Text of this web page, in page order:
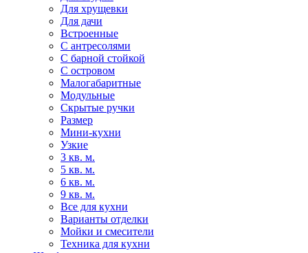
Для хрущевки
Для дачи
Встроенные
С антресолями
С барной стойкой
С островом
Малогабаритные
Модульные
Скрытые ручки
Размер
Мини-кухни
Узкие
3 кв. м.
5 кв. м.
6 кв. м.
9 кв. м.
Все для кухни
Варианты отделки
Мойки и смесители
Техника для кухни